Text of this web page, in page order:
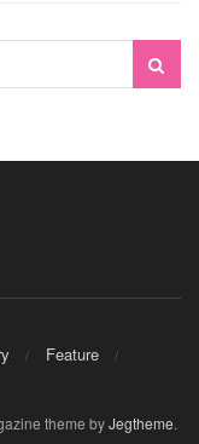
Feature
theme byJegtheme.